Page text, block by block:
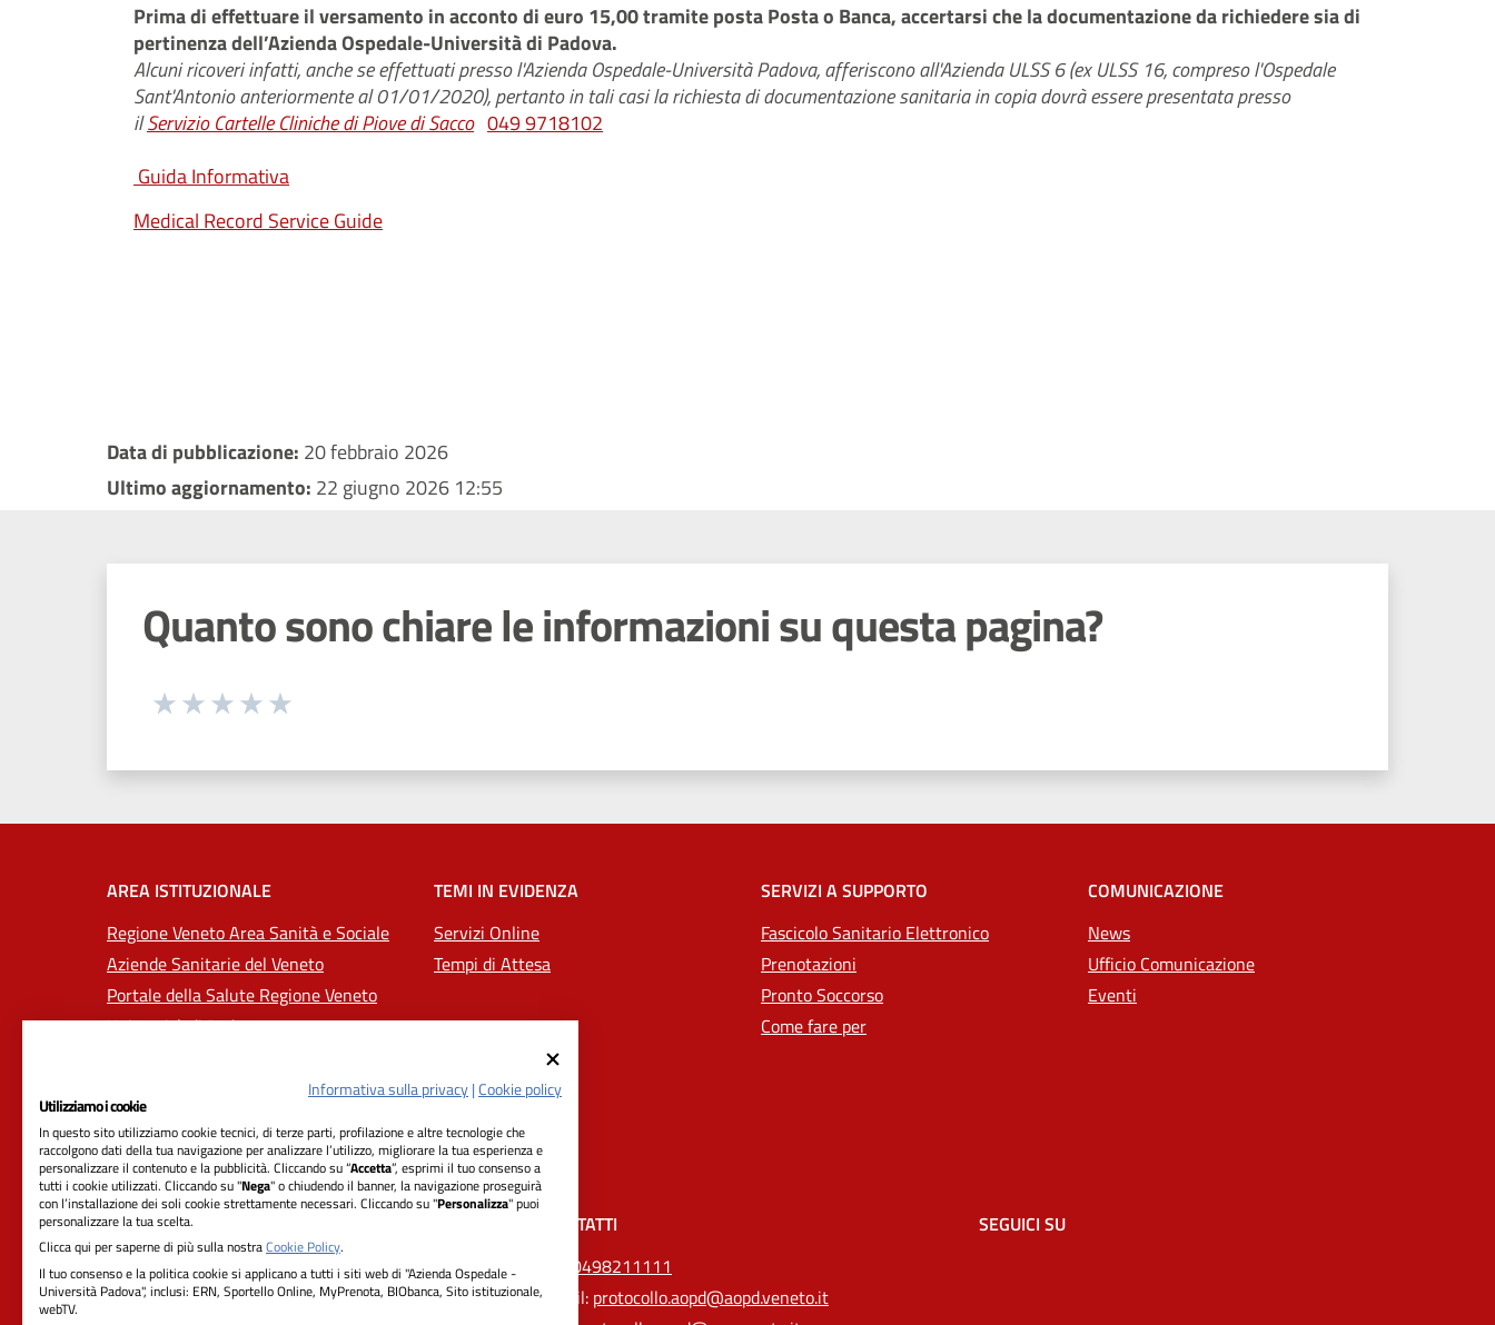
Prima di effettuare il versamento in acconto di euro 15,00 tramite posta Posta o Banca, accertarsi che la documentazione da richiedere sia di
pertinenza dell’Azienda Ospedale-Università di Padova.
Alcuni ricoveri infatti, anche se effettuati presso l'Azienda Ospedale-Università Padova, afferiscono all'Azienda ULSS 6 (ex ULSS 16, compreso l'Ospedale
Sant'Antonio anteriormente al 01/01/2020), pertanto in tali casi la richiesta di documentazione sanitaria in copia dovrà essere presentata presso
ilServizio Cartelle Cliniche di Piove di Sacco 049 9718102
Guida Informativa
Medical Record Service Guide
Data di pubblicazione: 20 febbraio 2026
Ultimo aggiornamento: 22 giugno 2026 12:55
Quanto sono chiare le informazioni su questa pagina?
Seleziona una valutazione da 1 a 5 stelle
AREA ISTITUZIONALE
Regione Veneto Area Sanità e Sociale
Aziende Sanitarie del Veneto
Portale della Salute Regione Veneto
Università di Padova
TEMI IN EVIDENZA
Servizi Online
Tempi di Attesa
SERVIZI A SUPPORTO
Fascicolo Sanitario Elettronico
Prenotazioni
Pronto Soccorso
Come fare per
COMUNICAZIONE
News
Ufficio Comunicazione
Eventi
RIFERIMENTI
Azienda Ospedale-Università Padova
Sede Legale:
CONTATTI
0498211111
Email: protocollo.aopd@aopd.veneto.it
SEGUICI SU
Informativa sulla privacy|Cookie policy
Utilizziamo i cookie
In questo sito utilizziamo cookie tecnici, di terze parti, profilazione e altre tecnologie che
raccolgono dati della tua navigazione per analizzare l’utilizzo, migliorare la tua esperienza e
personalizzare il contenuto e la pubblicità. Cliccando su “Accetta”, esprimi il tuo consenso a
tutti i cookie utilizzati. Cliccando su "Nega" o chiudendo il banner, la navigazione proseguirà
con l’installazione dei soli cookie strettamente necessari. Cliccando su "Personalizza" puoi
personalizzare la tua scelta.
Clicca qui per saperne di più sulla nostraCookie Policy.
Il tuo consenso e la politica cookie si applicano a tutti i siti web di "Azienda Ospedale -
Università Padova", inclusi: ERN, Sportello Online, MyPrenota, BIObanca, Sito istituzionale,
webTV.